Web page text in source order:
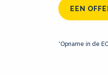
EEN
*Opname in de